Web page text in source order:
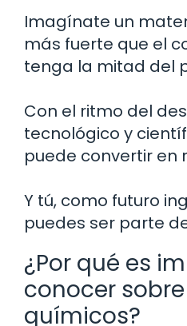
Imagínate un
más fuerte que el
tenga la mitad del
Con el ritmo del
tecnológico y
puede convertir en
Y tú, como futuro
puedes ser parte
¿Por qué es
conocer
químicos?